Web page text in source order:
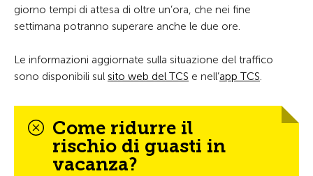
giorno tempi di attesa di oltre un’ora, che nei fine
settimana potranno superare anche le due ore.
Le informazioni aggiornate sulla situazione del traffico
sono disponibili sul sito web del TCS e nell’app TCS
Come ridurre il
rischio di guasti in
vacanza?